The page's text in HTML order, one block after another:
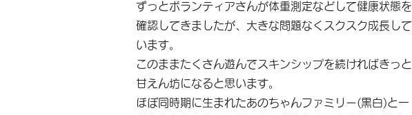
ずっとボランティアさんが体重測定などして健康状態を
確認してきましたが、大きな問題なくスクスク成長して
います。
このままたくさん遊んでスキンシップを続ければきっと
甘えん坊になると思います。
ほぼ同時期に生まれたあのちゃんファミリー(黒白)と一